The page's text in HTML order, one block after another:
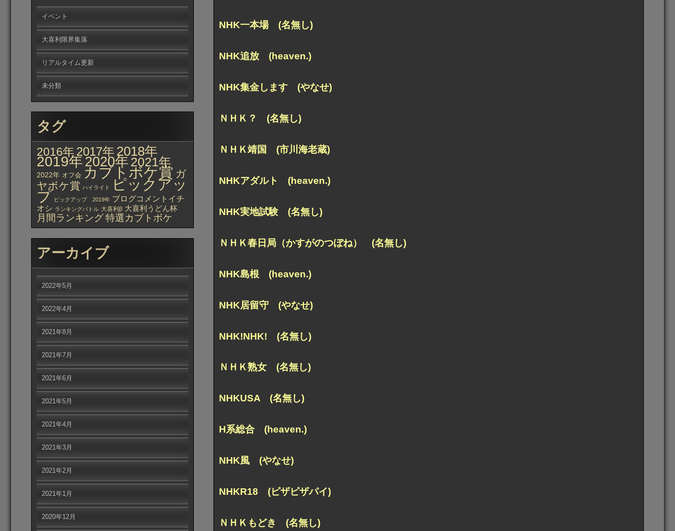
NHK一本場 (名無し)
NHK追放 (heaven.)
NHK集金します (やなせ)
ＮＨＫ？ (名無し)
ＮＨＫ靖国 (市川海老蔵)
NHKアダルト (heaven.)
NHK実地試験 (名無し)
ＮＨＫ春日局（かすがのつぼね） (名無し)
NHK島根 (heaven.)
NHK居留守 (やなせ)
NHK!NHK! (名無し)
ＮＨＫ熟女 (名無し)
NHKUSA (名無し)
H系総合 (heaven.)
NHK風 (やなせ)
NHKR18 (ピザピザパイ)
ＮＨＫもどき (名無し)
イベント
大喜利限界集落
リアルタイム更新
未分類
タグ
2016年 2017年 2018年
2019年2020年 2021年
2022年 オフ会 カブトボケ賞 ガ
ヤボケ賞 ハイライト ピックアッ
プ ピックアップ 2019年 ブログコメントイチ
オシ ランキングバトル 大喜利β 大喜利うどん杯
月間ランキング特選カブトボケ
アーカイブ
2022年5月
2022年4月
2021年8月
2021年7月
2021年6月
2021年5月
2021年4月
2021年3月
2021年2月
2021年1月
2020年12月